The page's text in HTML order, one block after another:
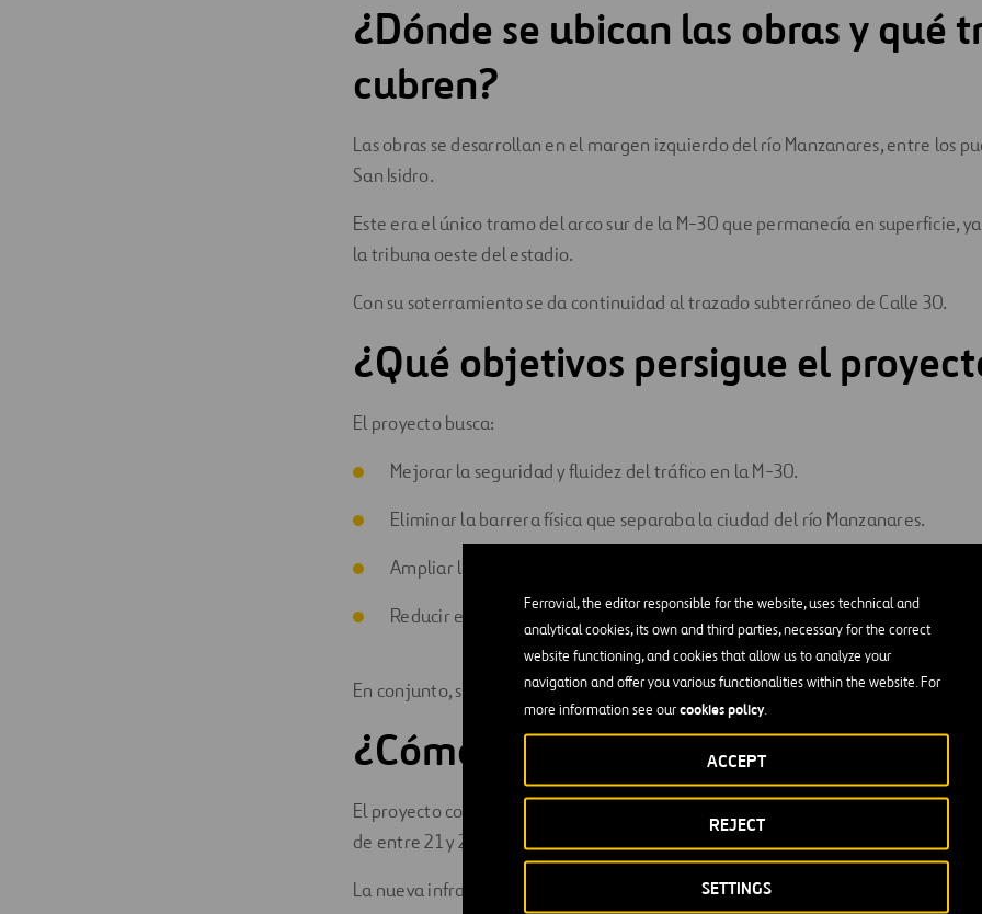
Ferrovial, the editor responsible for the website, uses technical and
analytical cookies, its own and third parties, necessary for the correct
website functioning, and cookies that allow us to analyze your
navigation and offer you various functionalities within the website. For
more information see ourcookies policy.
SETTINGS
REJECT
ACCEPT
¿Dónde se ubican las obras y qué
cubren?
Las obras se desarrollan en el margen izquierdo del río Manzanares, entre los
San Isidro.
Este era el único tramo del arco sur de la M-30 que permanecía en superficie,
la tribuna oeste del estadio.
Con su soterramiento se da continuidad al trazado subterráneo de Calle 30.
¿Qué objetivos persigue el
El proyecto busca:
Mejorar la seguridad y fluidez del tráfico en la M-30.
Eliminar la barrera física que separaba la ciudad del río Manzanares.
Ampliar la superficie del parque Madrid Río con nuevas zonas verdes.
Reducir el impacto ambiental y acústico del tráfico urbano.
En conjunto, se trata de una obra que combina movilidad, integración urbana y
¿Cómo se ejecutan las obras del
El proyecto contempla la construcción de un falso túnel de 620 m de longitud,
de entre 21 y 26 metros.
La nueva infraestructura incluirá: